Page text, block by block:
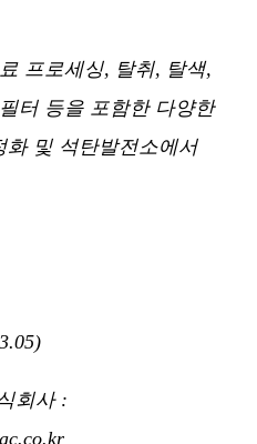
프로세싱, 탈취, 탈색,
터 등을 포함한 다양한
화 및 석탄발전소에서
회사 :